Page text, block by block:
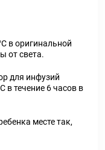
в оригинальной
от света.
для инфузий
в течение 6 часов в
месте так,